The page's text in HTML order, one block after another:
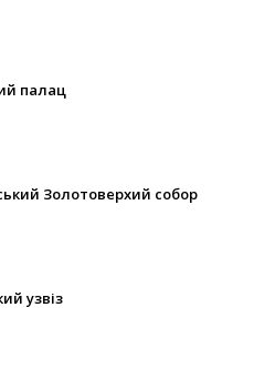
палац
Золотоверхий собор
узвіз